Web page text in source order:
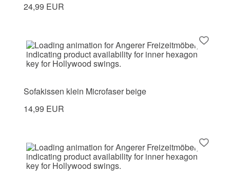
24,99 EUR
Sofakissen klein Microfaser beige
14,99 EUR